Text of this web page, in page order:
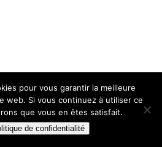
pour vous garantir la meilleure
web. Si vous continuez à utiliser ce
que vous en êtes satisfait.
de confidentialité